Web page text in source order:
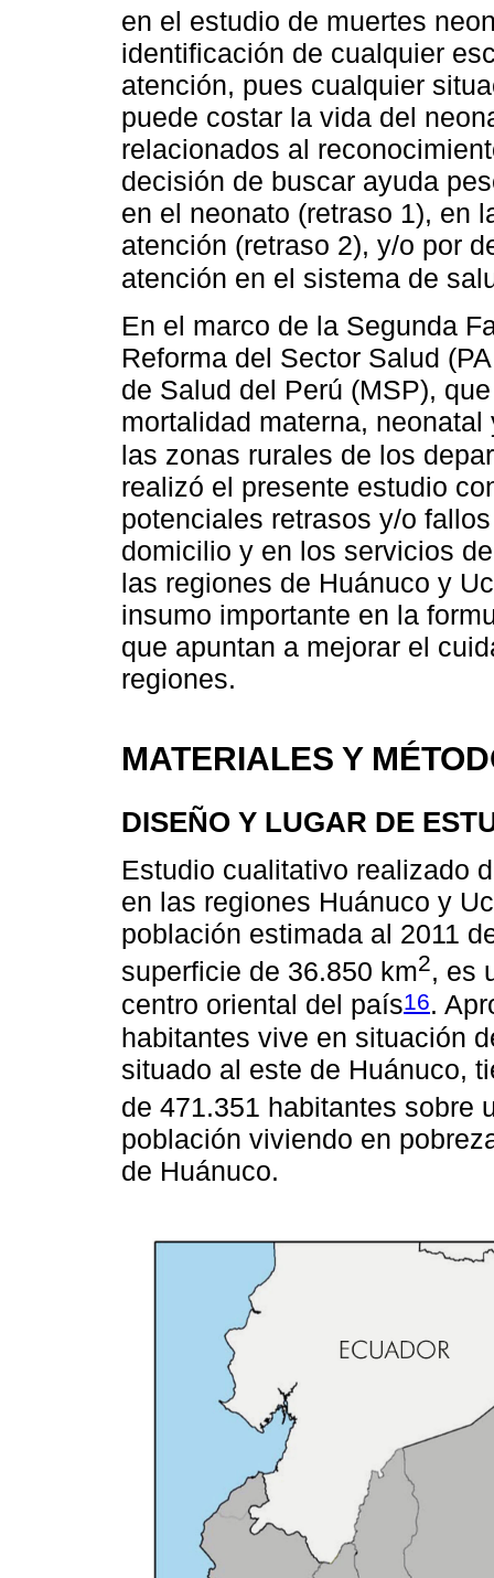
en el estudio de muertes
identificación de cualquier
atención, pues cualquier
puede costar la vida del
relacionados al
decisión de buscar ayuda
en el neonato (retraso 1), en
atención (retraso 2), y/o por
atención en el sistema de
En el marco de la Segunda
Reforma del Sector Salud
de Salud del Perú (MSP),
mortalidad materna,
las zonas rurales de los
realizó el presente estudio
potenciales retrasos y/o
domicilio y en los servicios
las regiones de Huánuco y
insumo importante en la
que apuntan a mejorar el
regiones.
MATERIALES Y
DISEÑO Y LUGAR DE
Estudio cualitativo realizado
en las regiones Huánuco y
población estimada al 2011
superficie de 36.850 km2, es
centro oriental del país16.
habitantes vive en situación
situado al este de Huánuco,
de 471.351 habitantes sobre
población viviendo en
de Huánuco.